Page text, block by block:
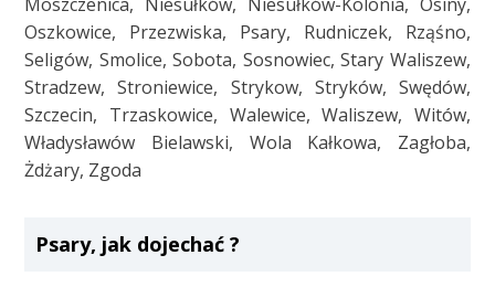
Oszkowice, Przezwiska, Psary, Rudniczek, Rząśno,
Seligów, Smolice, Sobota, Sosnowiec, Stary Waliszew,
Stradzew, Stroniewice, Strykow, Stryków, Swędów,
Szczecin, Trzaskowice, Walewice, Waliszew, Witów,
Władysławów Bielawski, Wola Kałkowa, Zagłoba,
Żdżary, Zgoda
Psary, jak dojechać ?